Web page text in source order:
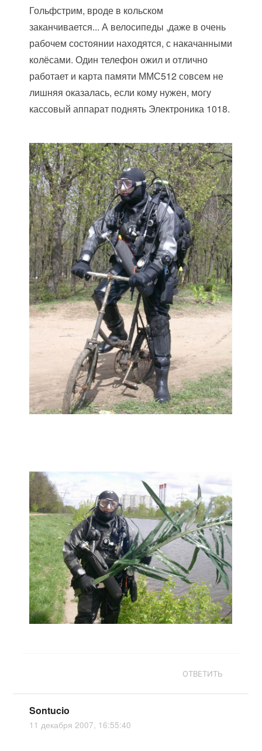
Гольфстрим, вроде в кольском
заканчивается... А велосипеды ,даже в очень
рабочем состоянии находятся, с накачанными
колёсами. Один телефон ожил и отлично
работает и карта памяти ММС512 совсем не
лишняя оказалась, если кому нужен, могу
кассовый аппарат поднять Электроника 1018.
ОТВЕТИТЬ
Sontucio
11 декабря 2007, 16:55:40